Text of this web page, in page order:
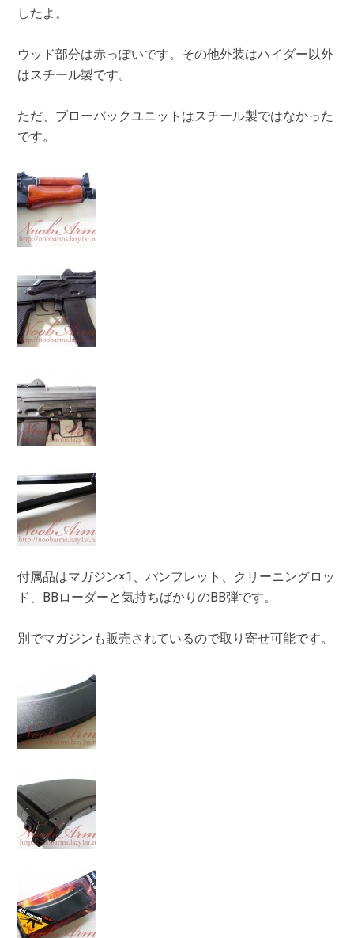
したよ。
ウッド部分は赤っぽいです。その他外装はハイダー以外
はスチール製です。
ただ、ブローバックユニットはスチール製ではなかった
です。
付属品はマガジン×1、パンフレット、クリーニングロッ
ド、BBローダーと気持ちばかりのBB弾です。
別でマガジンも販売されているので取り寄せ可能です。